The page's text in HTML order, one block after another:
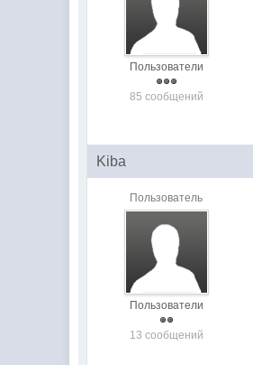
Пользователи
85 сообщений
Kiba
Пользователь
Пользователи
13 сообщений